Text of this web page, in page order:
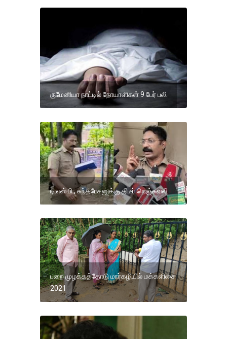
ருமேனியா நாட்டில் நோயாளிகள் 9 பேர் பலி
டி.எஸ்.பி., சுந்தரேசனுக்கு திடீர் நெஞ்சுவலி
பறை முழக்கத்தோடு மார்கழியில் மக்களிசை
2021